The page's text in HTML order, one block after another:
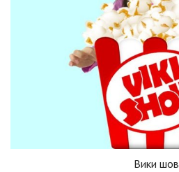
Вики шов